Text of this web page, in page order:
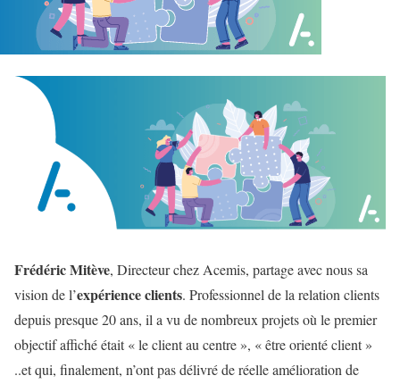
Frédéric Mitève, Directeur chez Acemis, partage avec nous sa
vision de l’expérience clients. Professionnel de la relation clients
depuis presque 20 ans, il a vu de nombreux projets où le premier
objectif affiché était « le client au centre », « être orienté client »
..et qui, finalement, n’ont pas délivré de réelle amélioration de